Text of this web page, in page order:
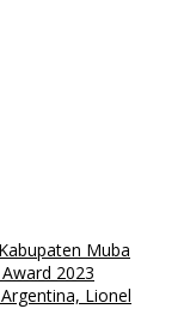
Muba
2023
Lionel